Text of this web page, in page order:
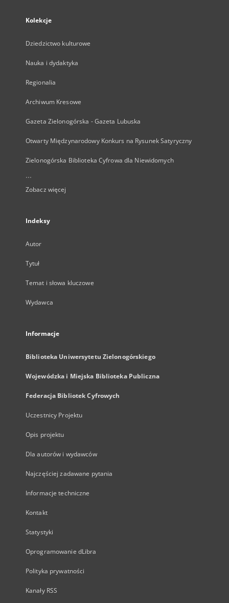
Kolekcje
Dziedzictwo kulturowe
Nauka i dydaktyka
Regionalia
Archiwum Kresowe
Gazeta Zielonogórska - Gazeta Lubuska
Otwarty Międzynarodowy Konkurs na Rysunek Satyryczny
Zielonogórska Biblioteka Cyfrowa dla Niewidomych
...
Zobacz więcej
Indeksy
Autor
Tytuł
Temat i słowa kluczowe
Wydawca
Informacje
Biblioteka Uniwersytetu Zielonogórskiego
Wojewódzka i Miejska Biblioteka Publiczna
Federacja Bibliotek Cyfrowych
Uczestnicy Projektu
Opis projektu
Dla autorów i wydawców
Najczęściej zadawane pytania
Informacje techniczne
Kontakt
Statystyki
Oprogramowanie dLibra
Polityka prywatności
Kanały RSS